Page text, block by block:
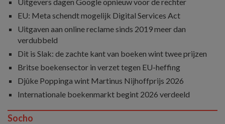
EU: Meta schendt mogelijk Digital Services Act
Uitgaven aan online reclame sinds 2019 meer dan
verdubbeld
Dit is Slak: de zachte kant van boeken wint twee prijzen
Britse boekensector in verzet tegen EU-heffing
Djûke Poppinga wint Martinus Nijhoffprijs 2026
Internationale boekenmarkt begint 2026 verdeeld
Socho